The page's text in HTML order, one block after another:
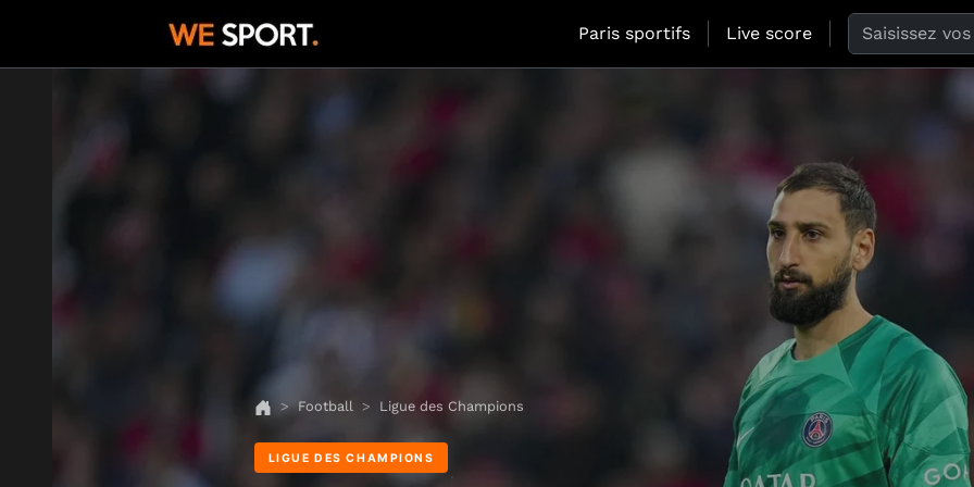
Paris sportifs Live score Search the
Football Ligue des Champions
LIGUE DES CHAMPIONS